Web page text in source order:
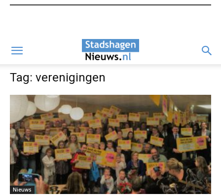
Tag: verenigingen
Nieuws